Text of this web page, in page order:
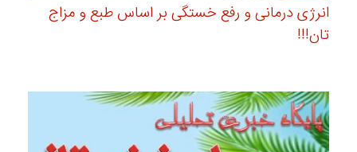
انرژی درمانی و رفع خستگی بر اساس طبع و مزاج
تان!!!